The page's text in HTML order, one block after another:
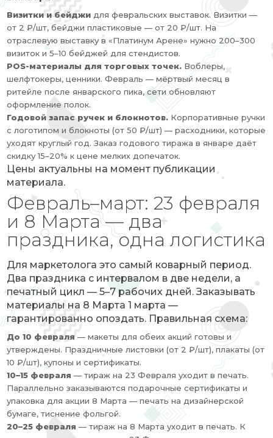
Визитки и бейджи для февральских выставок. Визитки —
от 2 ₽/шт, бейджи пластиковые — от 20 ₽/шт. На
отраслевую выставку в «Платинум Арене» нужно 200–300
визиток и 5–10 бейджей для стендистов.
POS-материалы для торговых точек. Воблеры,
шелфтокеры, ценники. Февраль — мёртвый месяц в
ритейле после январского пика, сети обновляют
оформление полок.
Годовой запас ручек и блокнотов. Корпоративные ручки
с логотипом и блокноты (от 50 ₽/шт) — расходники, которые
уходят круглый год. Заказ годового тиража в январе даёт
скидку 15–20% к цене мелких допечаток.
Цены актуальны на момент публикации
материала.
Февраль–март: 23 февраля
и 8 Марта — два
праздника, одна логистика
Для маркетолога это самый коварный период.
Два праздника с интервалом в две недели, а
печатный цикл — 5–7 рабочих дней. Заказывать
материалы на 8 Марта 1 марта —
гарантированно опоздать. Правильная схема:
До 10 февраля — макеты для обеих акций готовы и
утверждены. Праздничные листовки (от 2 ₽/шт), плакаты (от
10 ₽/шт), купоны и сертификаты.
10–15 февраля — тираж на 23 Февраля уходит в печать.
Параллельно заказываются подарочные сертификаты и
упаковка для акции 8 Марта — печать на дизайнерской
бумаге, тиснение фольгой.
20–25 февраля — тираж на 8 Марта уходит в печать. К